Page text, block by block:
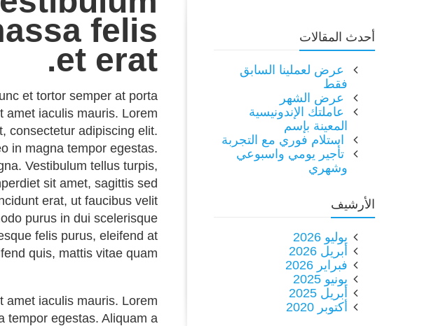
felis
et erat.
et tortor semper at porta
amet iaculis mauris. Lorem
consectetur adipiscing elit.
in magna tempor egestas.
Vestibulum tellus turpis,
sit amet, sagittis sed
erat, ut faucibus velit
purus in dui scelerisque
felis purus, eleifend at
quis, mattis vitae quam.
amet iaculis mauris. Lorem
tempor egestas. Aliquam a
أحدث المقالات
عرض لعملينا السابق
فقط
عرض الشهر
عاملتك الإندونيسية
المعينة بإسم
استلام فوري مع التجربة
تأجير يومي واسبوعي
وشهري
الأرشيف
يوليو 2026
أبريل 2026
فبراير 2026
يونيو 2025
أبريل 2025
أكتوبر 2020